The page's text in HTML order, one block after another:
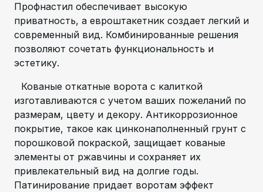
Профнастил обеспечивает высокую
приватность, а евроштакетник создает легкий и
современный вид. Комбинированные решения
позволяют сочетать функциональность и
эстетику.
Кованые откатные ворота с калиткой
изготавливаются с учетом ваших пожеланий по
размерам, цвету и декору. Антикоррозионное
покрытие, такое как цинконаполненный грунт с
порошковой покраской, защищает кованые
элементы от ржавчины и сохраняет их
привлекательный вид на долгие годы.
Патинирование придает воротам эффект